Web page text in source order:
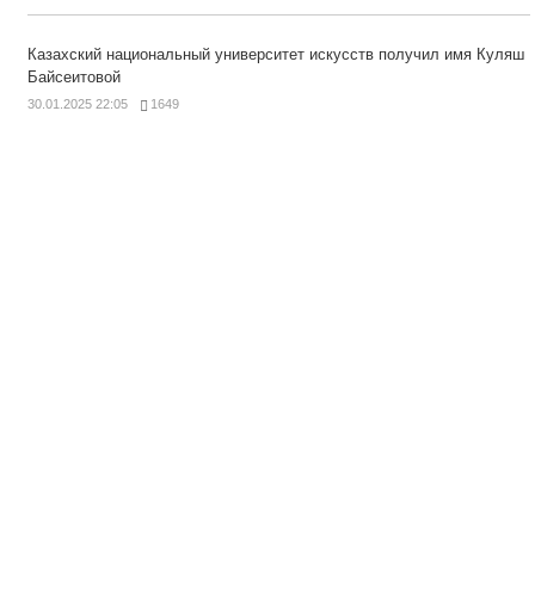
Казахский национальный университет искусств получил имя Куляш
Байсеитовой
30.01.2025 22:05 1649